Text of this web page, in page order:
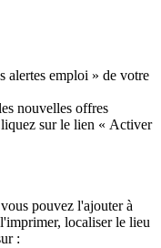
alertes emploi » de votre
nouvelles offres
sur le lien « Activer
pouvez l'ajouter à
localiser le lieu
: